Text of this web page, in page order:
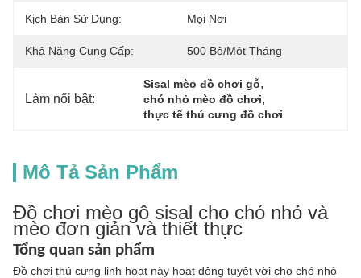
Kịch Bản Sử Dụng: Mọi Nơi
Khả Năng Cung Cấp: 500 Bộ/một Tháng
Làm nổi bật:
Sisal mèo đồ chơi gỗ,
chó nhỏ mèo đồ chơi,
thực tế thú cưng đồ chơi
Mô Tả Sản Phẩm
Đồ chơi mèo gỗ sisal cho chó nhỏ và
mèo đơn giản và thiết thực
Tổng quan sản phẩm
Đồ chơi thú cưng linh hoạt này hoạt động tuyệt vời cho chó nhỏ